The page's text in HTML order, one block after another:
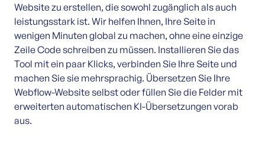
Website zu erstellen, die sowohl zugänglich als auch
leistungsstark ist. Wir helfen Ihnen, Ihre Seite in
wenigen Minuten global zu machen, ohne eine einzige
Zeile Code schreiben zu müssen. Installieren Sie das
Tool mit ein paar Klicks, verbinden Sie Ihre Seite und
machen Sie sie mehrsprachig. Übersetzen Sie Ihre
Webflow-Website selbst oder füllen Sie die Felder mit
erweiterten automatischen KI-Übersetzungen vorab
aus.